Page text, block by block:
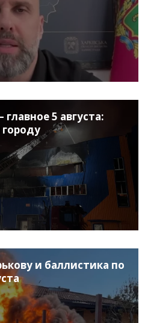
5 августа:
и баллистика по